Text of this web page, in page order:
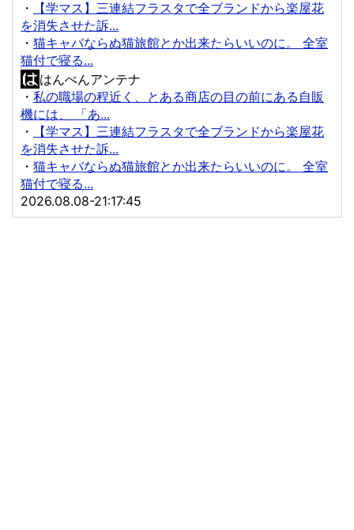
・
【学マス】三連結フラスタで全ブランドから楽屋花
を消失させた訴...
・ 猫キャバならぬ猫旅館とか出来たらいいのに。 全室
猫付で寝る...
はんぺんアンテナ
・ 私の職場の程近く、とある商店の目の前にある自販
機には、 「あ...
・
【学マス】三連結フラスタで全ブランドから楽屋花
を消失させた訴...
・ 猫キャバならぬ猫旅館とか出来たらいいのに。 全室
猫付で寝る...
2026.08.08-21:17:45